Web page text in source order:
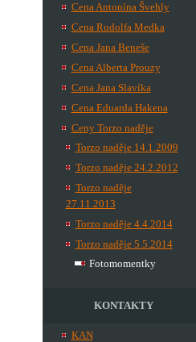
Cena Antonína Švehly
Cena Rudolfa Medka
Cena Jana Beneše
Cena Alberta Prouzy
Cena Jana Slavíka
Cena Eduarda Hakena
Ceny Torzo naděje
Torzo naděje 14.1.2009
Torzo naděje 24.2.2012
Torzo naděje
27.11.2013
Torzo naděje 4.4.2014
Torzo naděje 5.5.2014
Fotomomentky
KONTAKTY
KAN